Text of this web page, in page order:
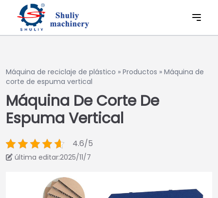
Máquina de reciclaje de plástico » Productos » Máquina de
corte de espuma vertical
Máquina De Corte De
Espuma Vertical
4.6/5
última editar:2025/11/7